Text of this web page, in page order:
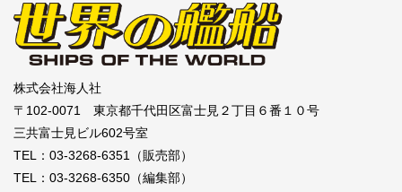
株式会社海人社
〒102-0071 東京都千代田区富士見２丁目６番１０号
三共富士見ビル602号室
TEL：03-3268-6351（販売部）
TEL：03-3268-6350（編集部）